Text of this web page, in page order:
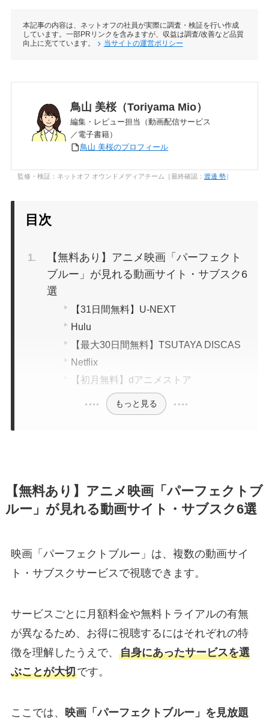
本記事の内容は、ネットオフの社員が実際に調査・検証を行い作成
しています。一部PRリンクを含みますが、収益は調査/改善など品質
向上に充てています。
当サイトの運営ポリシー
鳥山 美桜（Toriyama Mio）
編集・レビュー担当（動画配信サービス
／電子書籍）
鳥山 美桜のプロフィール
監修・検証：ネットオフ オウンドメディアチーム［最終確認： 渡邊 勢］
目次
【無料あり】アニメ映画「パーフェクト
ブルー」が見れる動画サイト・サブスク6
選
【31日間無料】U-NEXT
Hulu
【最大30日間無料】TSUTAYA DISCAS
Netflix
【初月無料】dアニメストア
もっと見る
【無料あり】アニメ映画「パーフェクトブ
ルー」が見れる動画サイト・サブスク6選
映画「パーフェクトブルー」は、複数の動画サイ
ト・サブスクサービスで視聴できます。
サービスごとに月額料金や無料トライアルの有無
が異なるため、お得に視聴するにはそれぞれの特
徴を理解したうえで、 自身にあったサービスを選
ぶことが大切です。
ここでは、 映画「パーフェクトブルー」を見放題